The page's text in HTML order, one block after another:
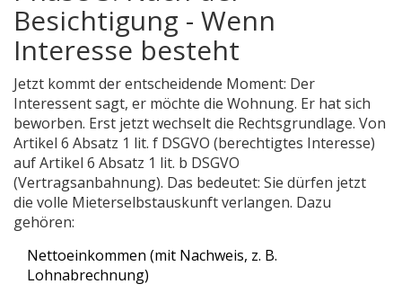
Besichtigung - Wenn
Interesse besteht
Jetzt kommt der entscheidende Moment: Der
Interessent sagt, er möchte die Wohnung. Er hat sich
beworben. Erst jetzt wechselt die Rechtsgrundlage. Von
Artikel 6 Absatz 1 lit. f DSGVO (berechtigtes Interesse)
auf Artikel 6 Absatz 1 lit. b DSGVO
(Vertragsanbahnung). Das bedeutet: Sie dürfen jetzt
die volle Mieterselbstauskunft verlangen. Dazu
gehören:
Nettoeinkommen (mit Nachweis, z. B.
Lohnabrechnung)